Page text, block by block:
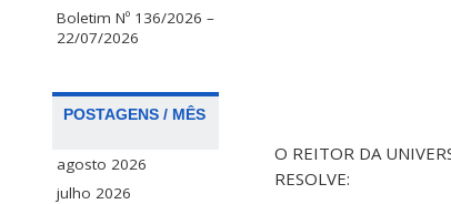
Boletim Nº 136/2026 –
22/07/2026
POSTAGENS / MÊS
agosto 2026
julho 2026
O REITOR DA
RESOLVE: